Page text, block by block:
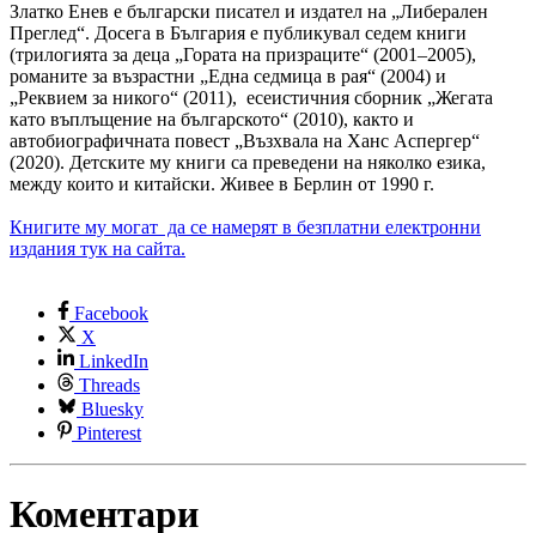
Златко Енев е български писател и издател на „Либерален
Преглед“. Досега в България е публикувал седем книги
(трилогията за деца „Гората на призраците“ (2001–2005),
романите за възрастни „Една седмица в рая“ (2004) и
„Реквием за никого“ (2011), есеистичния сборник „Жегата
като въплъщение на българското“ (2010), както и
автобиографичната повест „Възхвала на Ханс Аспергер“
(2020). Детските му книги са преведени на няколко езика,
между които и китайски. Живее в Берлин от 1990 г.
Книгите му могат да се намерят в безплатни електронни
издания тук на сайта.
Facebook
X
LinkedIn
Threads
Bluesky
Pinterest
Коментари